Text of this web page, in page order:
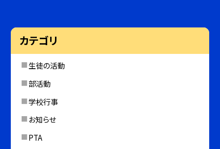
カテゴリ
生徒の活動
部活動
学校行事
お知らせ
PTA